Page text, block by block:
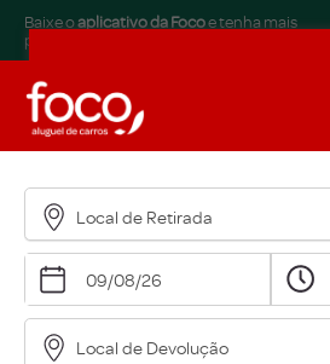
para sua
Nome*
Email*
Baixe oaplicativo da Focoe tenha mais
praticidade.
Local de Retirada
Local de Devolução